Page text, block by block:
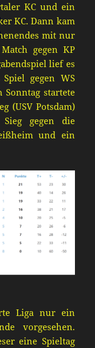
KC und ein
er KC.Dann kam
mit nur
gegen KP
lief es
gegen WS
Sonntag startete
(USV Potsdam)
Sieg gegen die
und ein
Liga nur ein
vorgesehen.
eine Spieltag